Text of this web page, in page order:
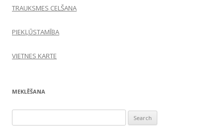
TRAUKSMES CELŠANA
PIEKĻŪSTAMĪBA
VIETNES KARTE
MEKLĒŠANA
for: